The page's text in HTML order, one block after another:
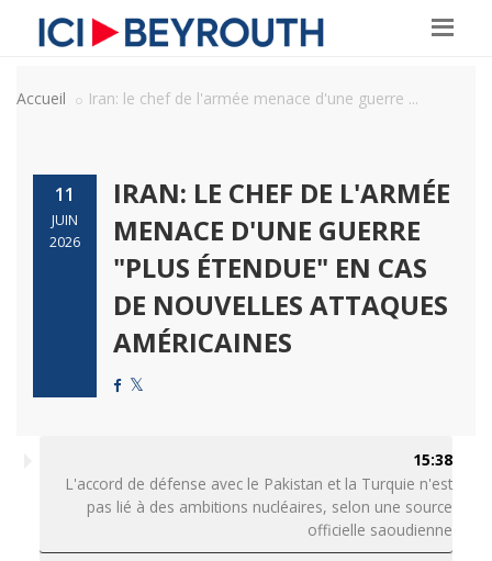
Accueil Iran: le chef de l'armée menace d'une guerre ...
11
JUIN
2026
IRAN: LE CHEF DE L'ARMÉE
MENACE D'UNE GUERRE
"PLUS ÉTENDUE" EN CAS
DE NOUVELLES ATTAQUES
AMÉRICAINES
15:38
L'accord de défense avec le Pakistan et la Turquie n'est
pas lié à des ambitions nucléaires, selon une source
officielle saoudienne